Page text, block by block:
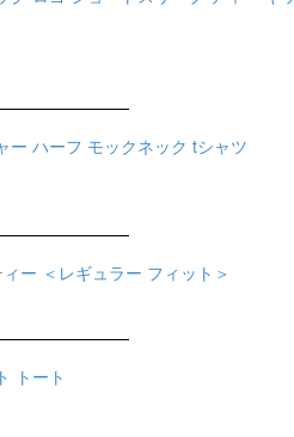
ー ハーフ モックネック tシャツ
ー ＜レギュラー フィット＞
トート